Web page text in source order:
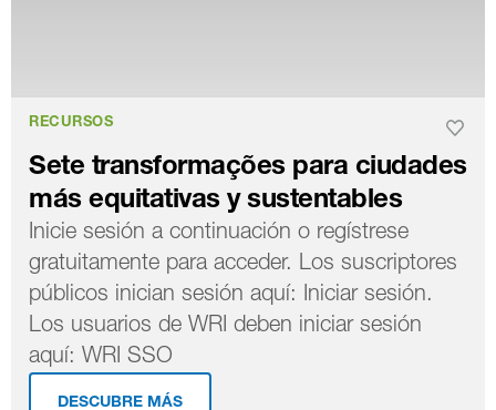
RECURSOS
Sete transformações para ciudades
más equitativas y sustentables
Inicie sesión a continuación o regístrese
gratuitamente para acceder. Los suscriptores
públicos inician sesión aquí: Iniciar sesión.
Los usuarios de WRI deben iniciar sesión
aquí: WRI SSO
DESCUBRE MÁS